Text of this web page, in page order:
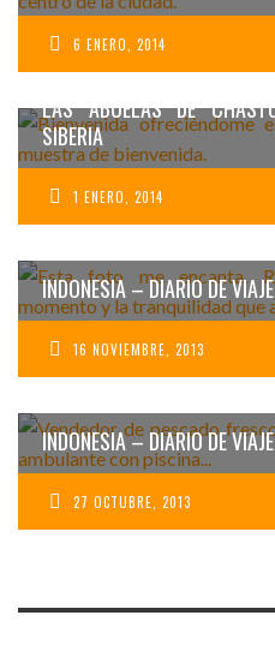
6 ENERO, 2014
LAS ABUELAS DE
SIBERIA
1 ENERO, 2014
INDONESIA – DIARIO DE
16 NOVIEMBRE, 2013
INDONESIA – DIARIO DE
27 OCTUBRE, 2013